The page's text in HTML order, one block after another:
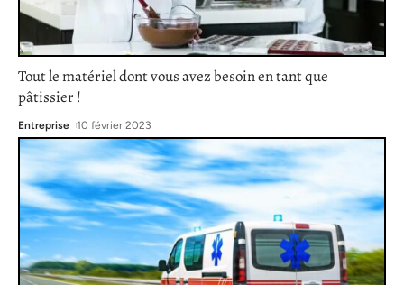
Tout le matériel dont vous avez besoin en tant que
pâtissier !
Entreprise 10 février 2023